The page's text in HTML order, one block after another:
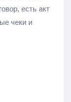
есть акт
чеки и